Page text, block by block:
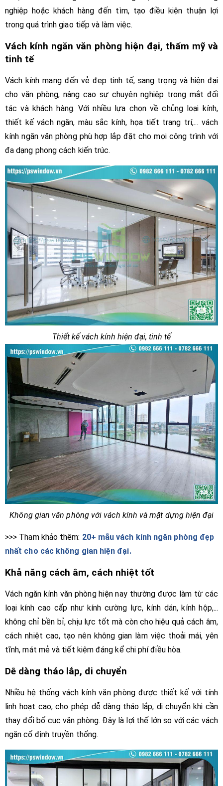
nghiệp hoặc khách hàng đến tìm, tạo điều kiện thuận lợi
trong quá trình giao tiếp và làm việc.
Vách kính ngăn văn phòng hiện đại, thẩm mỹ và
tinh tế
Vách kính mang đến vẻ đẹp tinh tế, sang trọng và hiện đại
cho văn phòng, nâng cao sự chuyên nghiệp trong mắt đối
tác và khách hàng. Với nhiều lựa chọn về chủng loại kính,
thiết kế vách ngăn, màu sắc kính, họa tiết trang trí,... vách
kính ngăn văn phòng phù hợp lắp đặt cho mọi công trình với
đa dạng phong cách kiến trúc.
Thiết kế vách kính hiện đại, tinh tế
Không gian văn phòng với vách kính và mặt dựng hiện đại
>>> Tham khảo thêm: 20+ mẫu vách kính ngăn phòng đẹp
nhất cho các không gian hiện đại.
Khả năng cách âm, cách nhiệt tốt
Vách ngăn kính văn phòng hiện nay thường được làm từ các
loại kính cao cấp như kính cường lực, kính dán, kính hộp,...
không chỉ bền bỉ, chịu lực tốt mà còn cho hiệu quả cách âm,
cách nhiệt cao, tạo nên không gian làm việc thoải mái, yên
tĩnh, mát mẻ và tiết kiệm đáng kể chi phí điều hòa.
Dễ dàng tháo lắp, di chuyển
Nhiều hệ thống vách kính văn phòng được thiết kế với tính
linh hoạt cao, cho phép dễ dàng tháo lắp, di chuyển khi cần
thay đổi bố cục văn phòng. Đây là lợi thế lớn so với các vách
ngăn cố định truyền thống.